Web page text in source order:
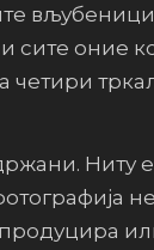
сите оние
четири
Ниту